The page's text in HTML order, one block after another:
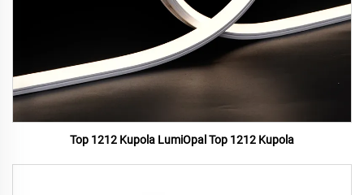
Top 1212 Kupola LumiOpal Top 1212 Kupola